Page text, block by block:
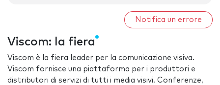
Notifica un errore
Viscom: la fiera
Viscom è la fiera leader per la comunicazione visiva.
Viscom fornisce una piattaforma per i produttori e
distributori di servizi di tutti i media visivi. Conferenze,